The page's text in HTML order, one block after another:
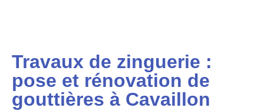
Travaux de zinguerie :
pose et rénovation de
gouttières à Cavaillon